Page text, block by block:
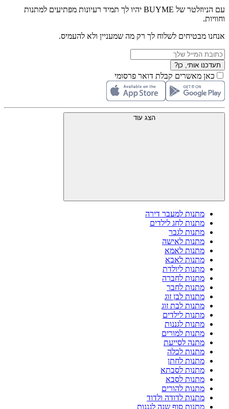
עם הניוזלטר של BUYME יהיו לך תמיד רעיונות מפתיעים למתנות
וחוויות.
אנחנו מבטיחים לשלוח לך רק מה שמעניין ולא להעמיס.
תעדכנו אותי, כן?
כאן מאשרים קבלת דואר פרסומי
הצג עוד
מתנות למעבר דירה
מתנות לחג לילדים
מתנות לגבר
מתנות לאישה
מתנות לאמא
מתנות לאבא
מתנות ליולדת
מתנות לחברה
מתנות לחבר
מתנות לבן זוג
מתנות לבת זוג
מתנות לילדים
מתנות לגננות
מתנות למורים
מתנה לסייעת
מתנות לכלה
מתנות לחתן
מתנות לסבתא
מתנות לסבא
מתנות להורים
מתנות לדודה ולדוד
מתנות סוף שנה לגננות